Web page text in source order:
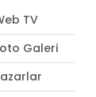
TV
Galeri